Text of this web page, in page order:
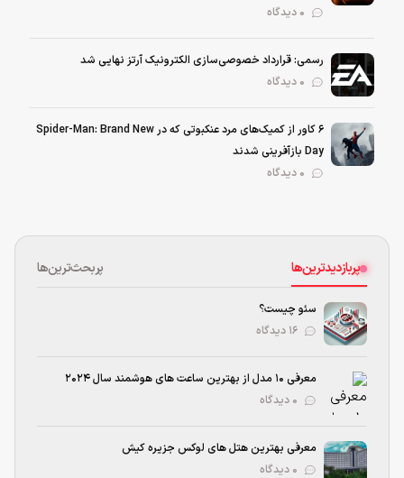
رسمی: قرارداد خصوصی‌سازی الکترونیک آرتز نهایی شد
۶ کاور از کمیک‌های مرد عنکبوتی که در Spider-Man: Brand New
Day بازآفرینی شدند
پربازدیدترین‌ها پربحث‌ترین‌ها
سئو چیست؟
معرفی 10 مدل از بهترین ساعت های هوشمند سال 2024
معرفی بهترین هتل ‌های لوکس جزیره کیش